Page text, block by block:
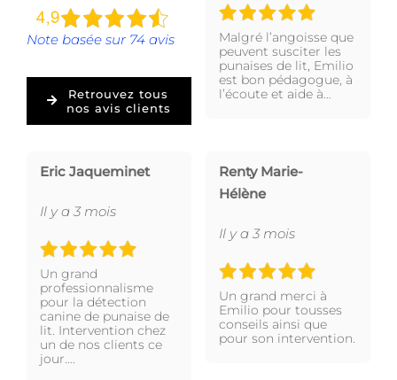
Note basée sur 74 avis
Retrouvez tous
nos avis clients
Malgré l’angoisse que
peuvent susciter les
punaises de lit, Emilio
est bon pédagogue, à
l’écoute et aide à…
Eric Jaqueminet
Il y a 3 mois
Un grand
professionnalisme
pour la détection
canine de punaise de
lit. Intervention chez
un de nos clients ce
jour….
Renty Marie-
Hélène
Il y a 3 mois
Un grand merci à
Emilio pour tousses
conseils ainsi que
pour son intervention.